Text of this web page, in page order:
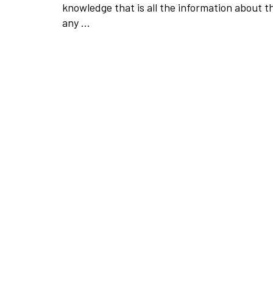
knowledge that is all the information about
any ...